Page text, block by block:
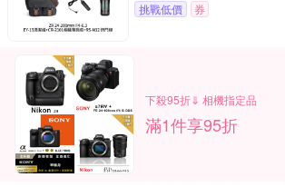
挑戰低價
券
下殺95折⇓ 相機指定品
滿1件享95折